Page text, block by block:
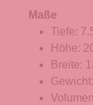
Maße
Tiefe:
Höhe:
Breite: